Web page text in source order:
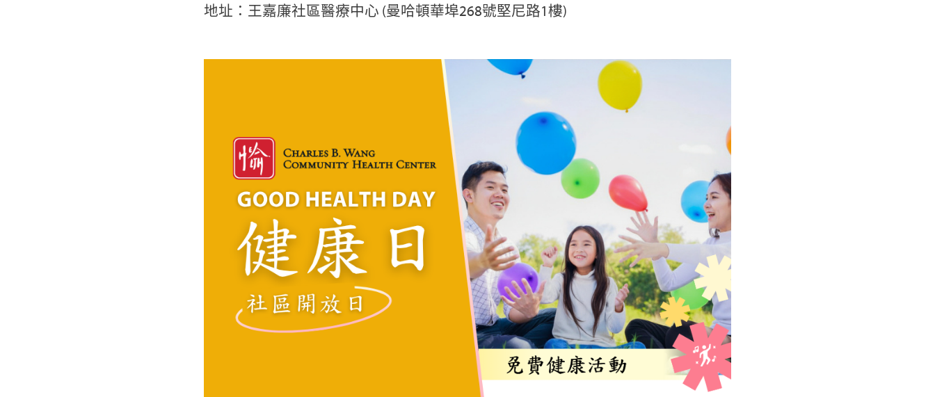
地址：王嘉廉社區醫療中心 (曼哈頓華埠268號堅尼路1樓)